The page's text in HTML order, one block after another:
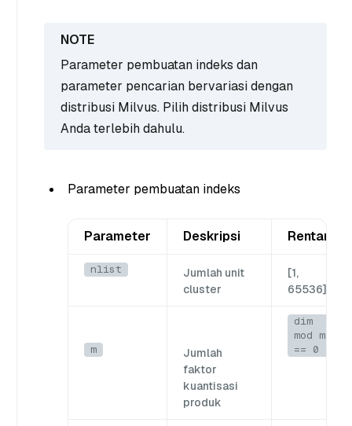
Parameter pembuatan indeks dan
parameter pencarian bervariasi dengan
distribusi Milvus. Pilih distribusi Milvus
Anda terlebih dahulu.
Parameter pembuatan indeks
Parameter Deskripsi Rentang
nlist
Jumlah unit
cluster
[1,
65536]
m
Jumlah
faktor
kuantisasi
produk
dim
mod m
== 0